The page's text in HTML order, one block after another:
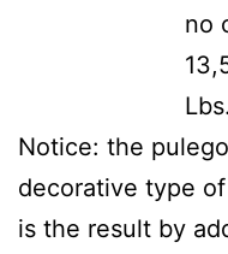
no
Lbs.
Notice: the
decorative type
is the result by